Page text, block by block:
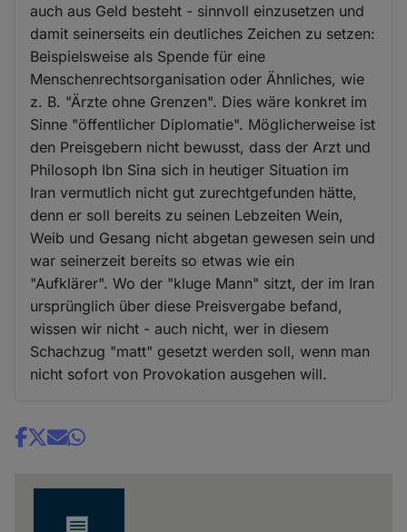
auch aus Geld besteht - sinnvoll einzusetzen und
damit seinerseits ein deutliches Zeichen zu setzen:
Beispielsweise als Spende für eine
Menschenrechtsorganisation oder Ähnliches, wie
z. B. "Ärzte ohne Grenzen". Dies wäre konkret im
Sinne "öffentlicher Diplomatie". Möglicherweise ist
den Preisgebern nicht bewusst, dass der Arzt und
Philosoph Ibn Sina sich in heutiger Situation im
Iran vermutlich nicht gut zurechtgefunden hätte,
denn er soll bereits zu seinen Lebzeiten Wein,
Weib und Gesang nicht abgetan gewesen sein und
war seinerzeit bereits so etwas wie ein
"Aufklärer". Wo der "kluge Mann" sitzt, der im Iran
ursprünglich über diese Preisvergabe befand,
wissen wir nicht - auch nicht, wer in diesem
Schachzug "matt" gesetzt werden soll, wenn man
nicht sofort von Provokation ausgehen will.
Share